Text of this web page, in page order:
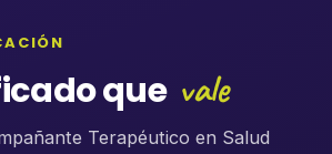
que vale
Terapéutico en Salud